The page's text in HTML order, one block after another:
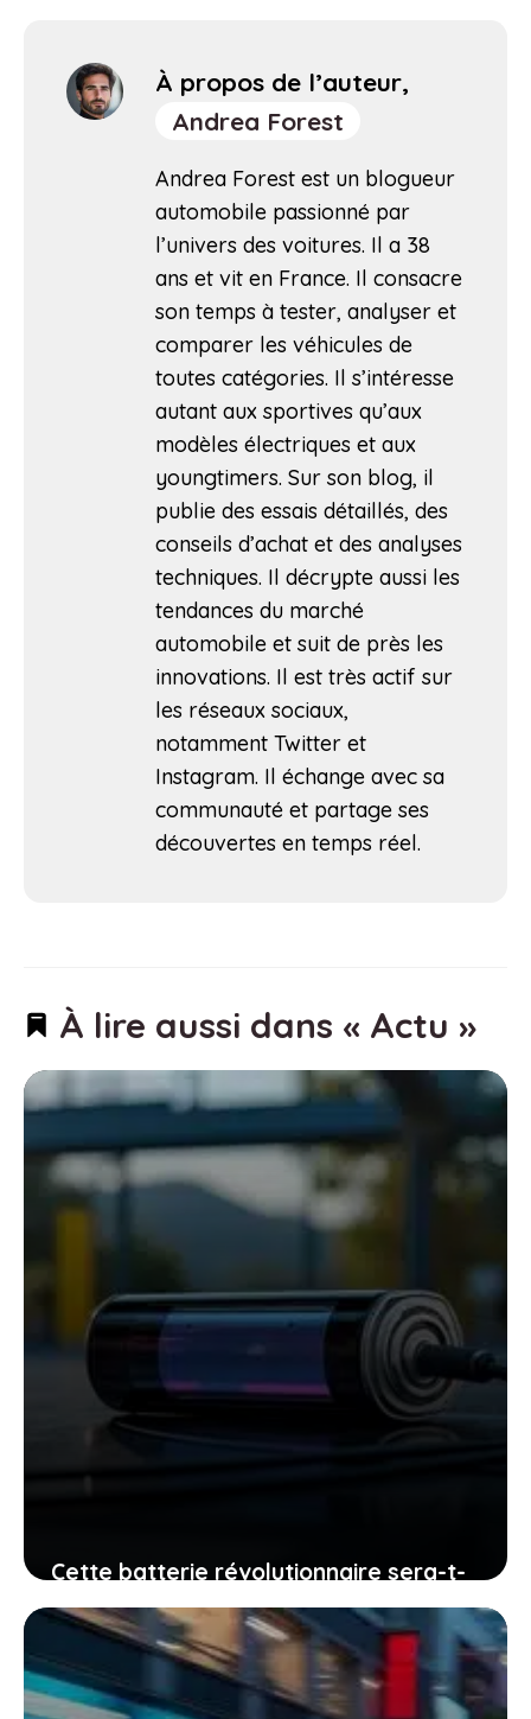
À propos de l’auteur,
Andrea Forest
Andrea Forest est un blogueur
automobile passionné par
l’univers des voitures. Il a 38
ans et vit en France. Il consacre
son temps à tester, analyser et
comparer les véhicules de
toutes catégories. Il s’intéresse
autant aux sportives qu’aux
modèles électriques et aux
youngtimers. Sur son blog, il
publie des essais détaillés, des
conseils d’achat et des analyses
techniques. Il décrypte aussi les
tendances du marché
automobile et suit de près les
innovations. Il est très actif sur
les réseaux sociaux,
notamment Twitter et
Instagram. Il échange avec sa
communauté et partage ses
découvertes en temps réel.
À lire aussi dans « Actu »
Cette batterie révolutionnaire sera-t-
elle disponible dans trois mois : la
vérité derrière l’annonce
23 janvier 2026